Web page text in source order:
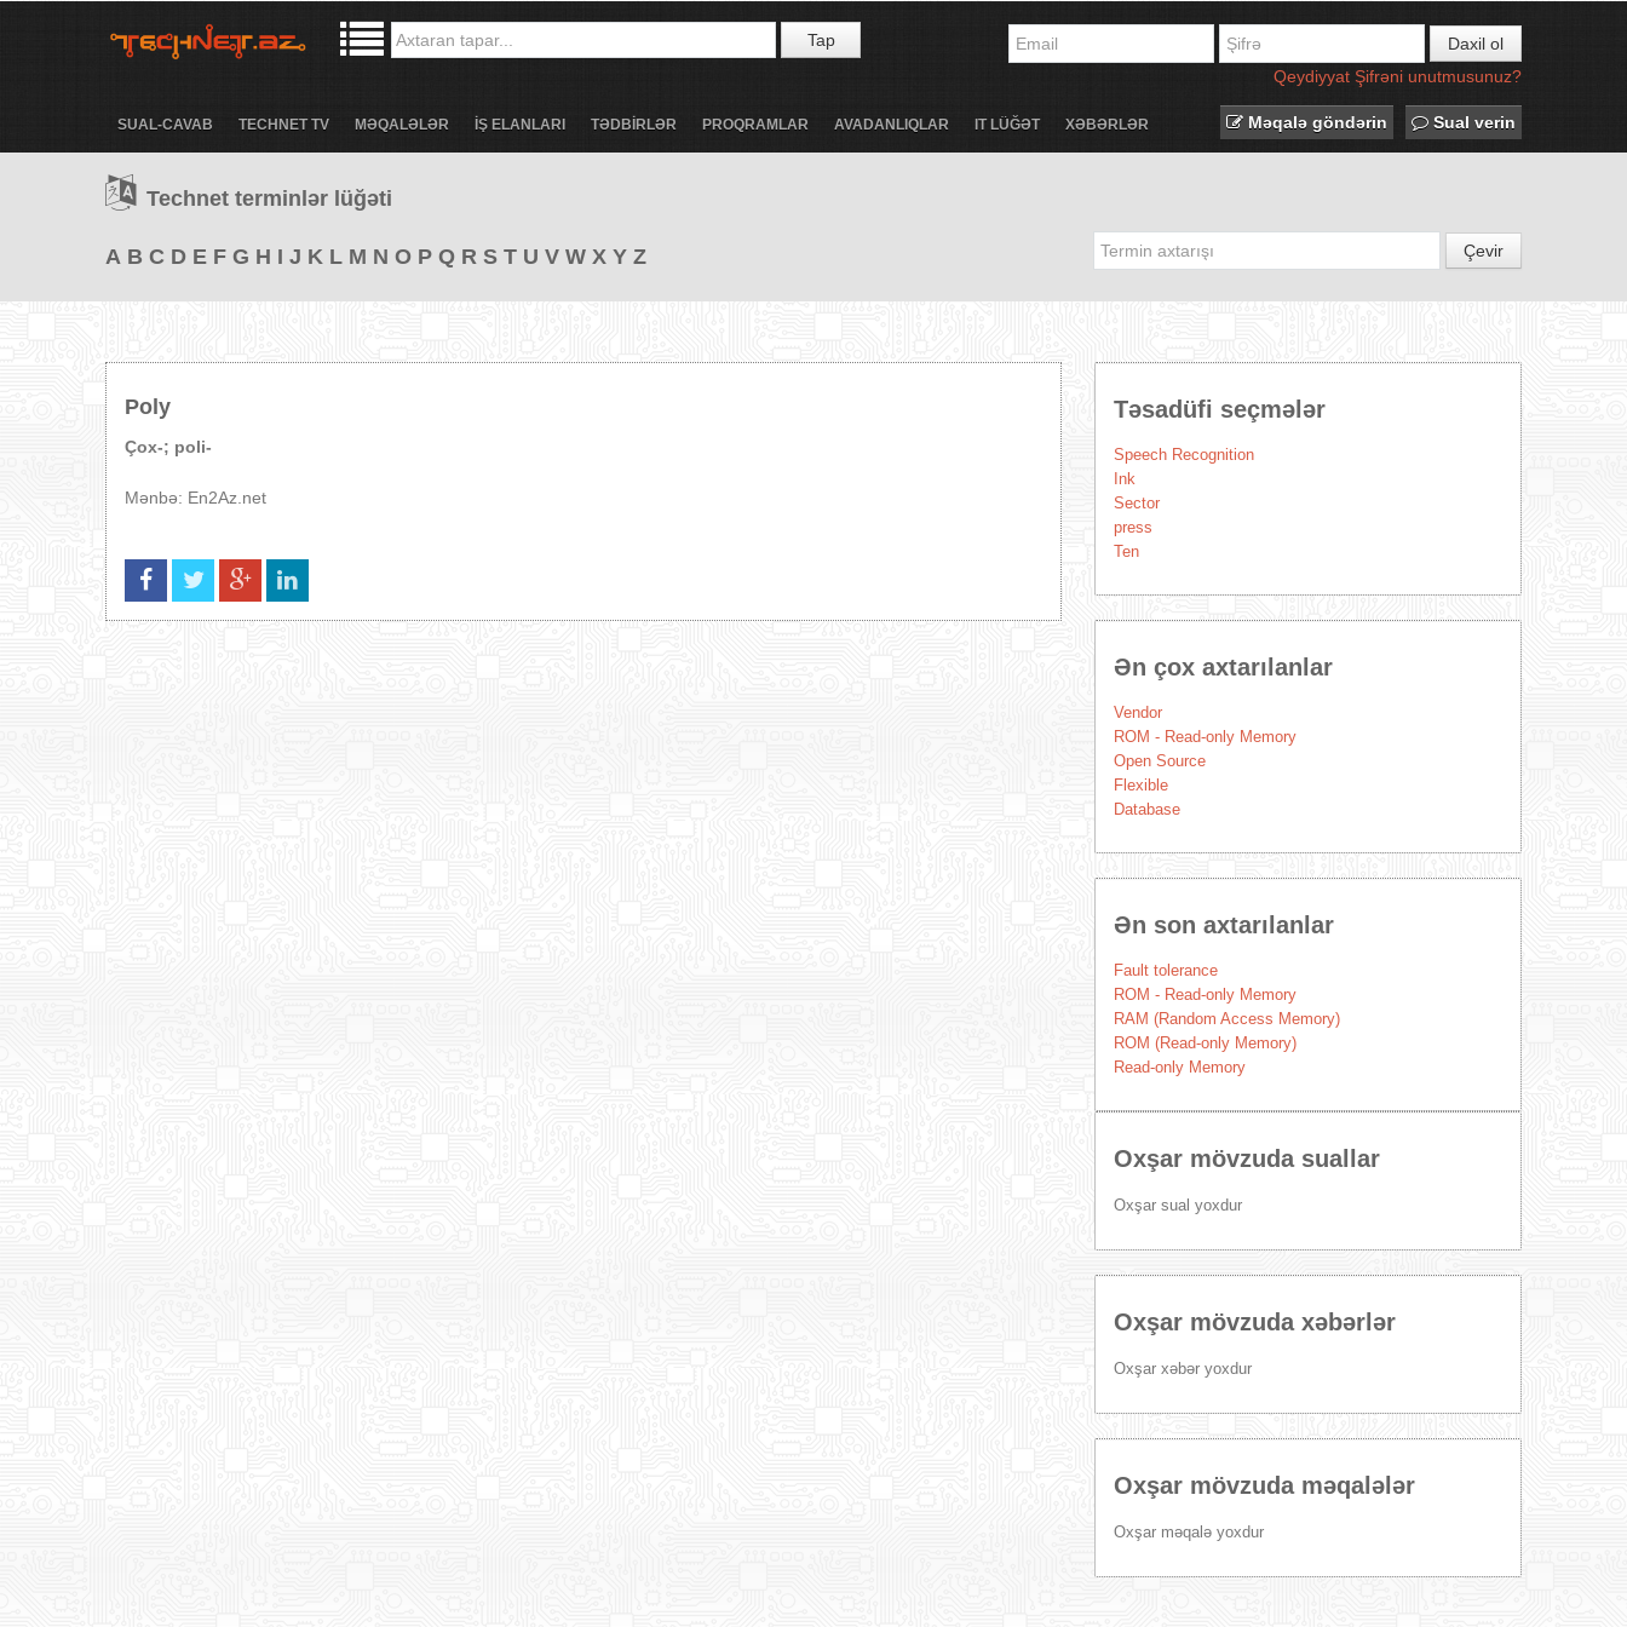
Tap
Daxil ol
Qeydiyyat Şifrəni unutmusunuz?
SUAL-CAVAB TECHNET TV MƏQALƏLƏR İŞ ELANLARI TƏDBİRLƏR PROQRAMLAR AVADANLIQLAR IT LÜĞƏT XƏBƏRLƏR Məqalə göndərin Sual verin
Technet terminlər lüğəti
A B C D E F G H I J K L M N O P Q R S T U V W X Y Z Çevir
Poly
Çox-; poli-
Mənbə: En2Az.net
Təsadüfi seçmələr
Speech Recognition
Ink
Sector
press
Ten
Ən çox axtarılanlar
Vendor
ROM - Read-only Memory
Open Source
Flexible
Database
Ən son axtarılanlar
Fault tolerance
ROM - Read-only Memory
RAM (Random Access Memory)
ROM (Read-only Memory)
Read-only Memory
Oxşar mövzuda suallar
Oxşar sual yoxdur
Oxşar mövzuda xəbərlər
Oxşar xəbər yoxdur
Oxşar mövzuda məqalələr
Oxşar məqalə yoxdur